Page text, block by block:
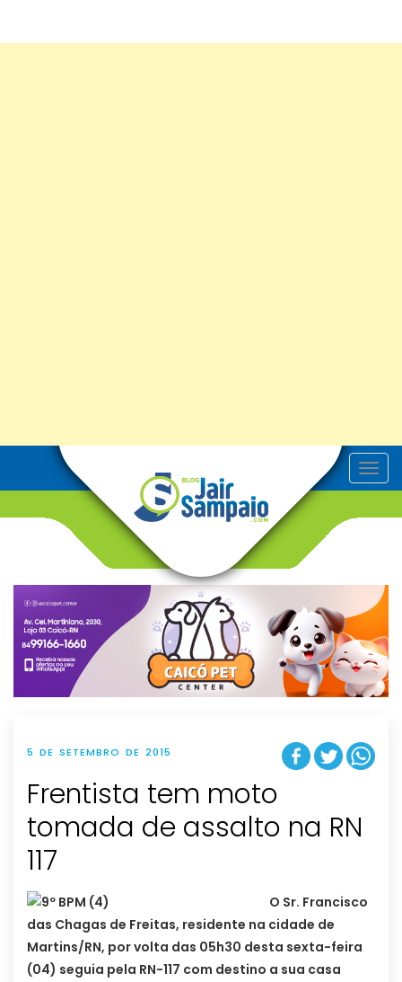
T
o
v
g
t
i
o
n
5 DE SETEMBRO DE 2015
Frentista tem moto
tomada de assalto na RN
117
O Sr. Francisco
das Chagas de Freitas, residente na cidade de
Martins/RN, por volta das 05h30 desta sexta-feira
(04) seguia pela RN-117 com destino a sua casa